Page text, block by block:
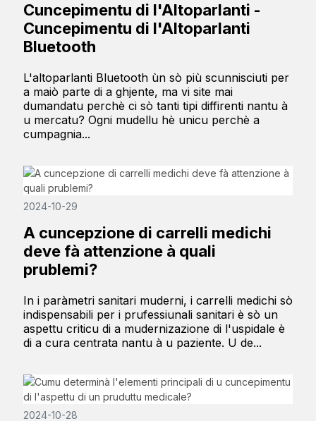
Cuncepimentu di l'Altoparlanti -
Cuncepimentu di l'Altoparlanti
Bluetooth
L'altoparlanti Bluetooth ùn sò più scunnisciuti per
a maiò parte di a ghjente, ma vi site mai
dumandatu perchè ci sò tanti tipi diffirenti nantu à
u mercatu? Ogni mudellu hè unicu perchè a
cumpagnia...
2024-10-29
A cuncepzione di carrelli medichi
deve fà attenzione à quali
prublemi?
In i paràmetri sanitari muderni, i carrelli medichi sò
indispensabili per i prufessiunali sanitari è sò un
aspettu criticu di a mudernizazione di l'uspidale è
di a cura centrata nantu à u paziente. U de...
2024-10-28